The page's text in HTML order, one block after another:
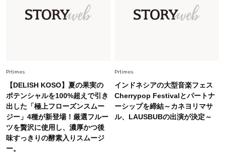
Fashion 2026.5.29
今、40代の「メガネ＆サングラス」のトレンド
に更新あり！“黒ぶち以外”が新定番に
Fashion 2026.8.5
Prtimes
【DELISH KOSO】夏の果実の
ポテンシャルを100%超えで引き
出した「極上フローズンスムー
ジー」4種が新登場！厳選フルー
ツを贅沢に使用し、濃厚かつ後
味すっきりの酵素入りスムージ
ー。
Prtimes
インドネシアの大型音楽フェス
Cherrypop Festivalとパートナ
ーシップを締結～カネヨリマサ
ル、LAUSBUBの出演が決定～